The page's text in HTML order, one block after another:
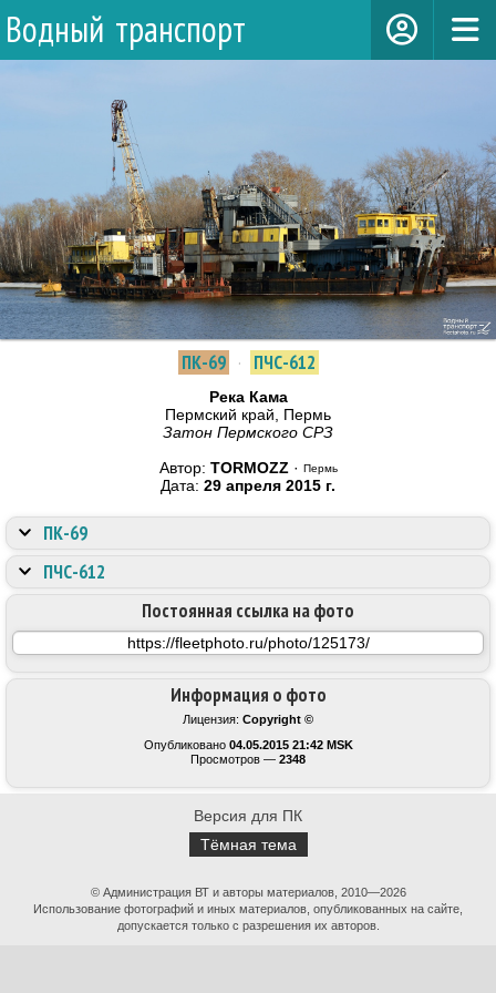
Водный транспорт
ПК-69 · ПЧС-612
Река Кама
Пермский край, Пермь
Затон Пермского СРЗ
Автор: TORMOZZ · Пермь
Дата: 29 апреля 2015 г.
Информация о фото
Лицензия: Copyright ©
Опубликовано 04.05.2015 21:42 MSK
Просмотров — 2348
Постоянная ссылка на фото
ПК-69
ПЧС-612
Версия для ПК
Тёмная тема
© Администрация ВТ и авторы материалов, 2010—2026
Использование фотографий и иных материалов, опубликованных на сайте,
допускается только с разрешения их авторов.